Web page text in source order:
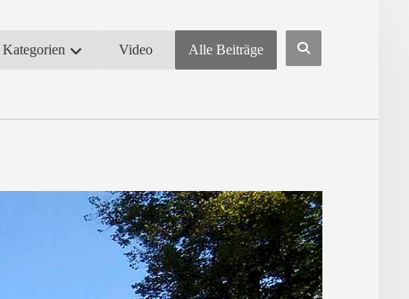
Kategorien Video Alle Beiträge